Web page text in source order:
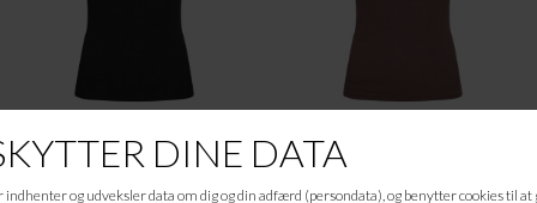
LEVETE ROOM
BLACK LR-NUMBIA 14
DKK 299,95
SHOP LR-NUMBIA 14
DKK 299,95